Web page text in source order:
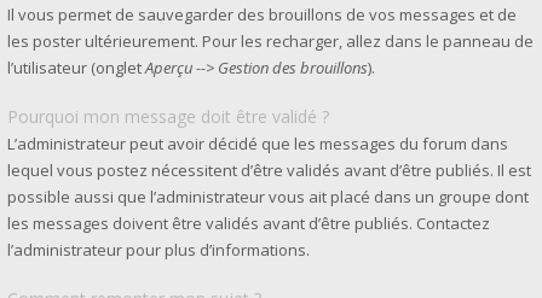
Il vous permet de sauvegarder des brouillons de vos messages et de
les poster ultérieurement. Pour les recharger, allez dans le panneau de
l’utilisateur (ongletAperçu --> Gestion des brouillons).
Pourquoi mon message doit être validé ?
L’administrateur peut avoir décidé que les messages du forum dans
lequel vous postez nécessitent d’être validés avant d’être publiés. Il est
possible aussi que l’administrateur vous ait placé dans un groupe dont
les messages doivent être validés avant d’être publiés. Contactez
l’administrateur pour plus d’informations.